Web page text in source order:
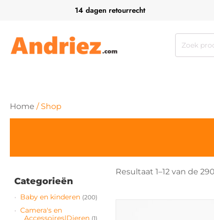
14 dagen retourrecht
Zoeken
Home / Shop
Categorieën
Baby en kinderen (200)
Camera's en
Accessoires|Dieren (1)
Resultaat 1–12 van de